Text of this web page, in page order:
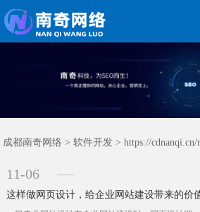
首页
网站建设
网站制作
关键词优化
朋友圈广告
竞价托管
网络营销
网络推广
软件开发
新媒体运营
成都南奇网络 >软件开发 > https://
11-06